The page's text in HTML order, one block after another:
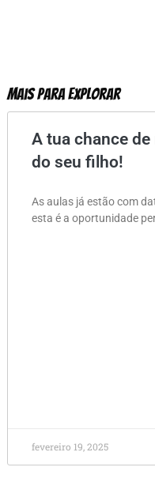
Mais Para Explorar
A tua chance
do seu filho!
As aulas já estão com
esta é a oportunidade
fevereiro 19, 2025